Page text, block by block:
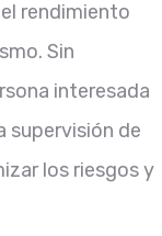
rendimiento
Sin
interesada
supervisión de
los riesgos y